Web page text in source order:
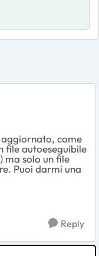
come
file autoeseguibile
ma solo un file
Puoi darmi una
Reply